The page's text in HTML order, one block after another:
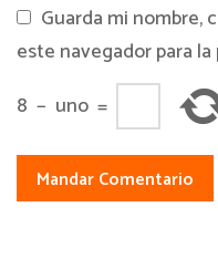
Guarda mi nombre,
este navegador para
8 − uno =